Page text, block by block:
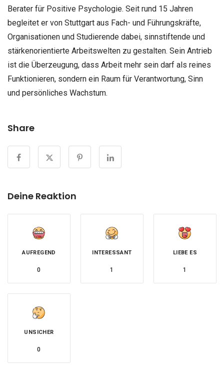
Berater für Positive Psychologie. Seit rund 15 Jahren
begleitet er von Stuttgart aus Fach- und Führungskräfte,
Organisationen und Studierende dabei, sinnstiftende und
stärkenorientierte Arbeitswelten zu gestalten. Sein Antrieb
ist die Überzeugung, dass Arbeit mehr sein darf als reines
Funktionieren, sondern ein Raum für Verantwortung, Sinn
und persönliches Wachstum.
Share
Deine Reaktion
AUFREGEND
0
INTERESSANT
1
LIEBE ES
1
UNSICHER
0